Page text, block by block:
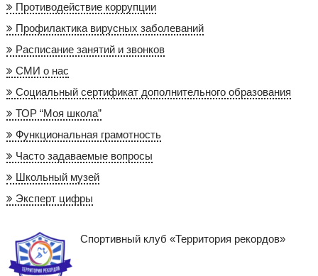
Противодействие коррупции
Профилактика вирусных заболеваний
Расписание занятий и звонков
СМИ о нас
Социальный сертификат дополнительного образования
ТОР “Моя школа”
Функциональная грамотность
Часто задаваемые вопросы
Школьный музей
Эксперт цифры
Спортивный клуб «Территория рекордов»